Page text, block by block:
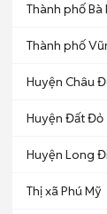
Thành phố Bà
Thành phố
Huyện Châu
Huyện Đất Đỏ
Huyện Long
Thị xã Phú Mỹ